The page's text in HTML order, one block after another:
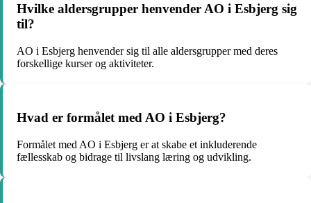
Hvilke aldersgrupper henvender AO i Esbjerg sig
til?
AO i Esbjerg henvender sig til alle aldersgrupper med deres
forskellige kurser og aktiviteter.
Hvad er formålet med AO i Esbjerg?
Formålet med AO i Esbjerg er at skabe et inkluderende
fællesskab og bidrage til livslang læring og udvikling.